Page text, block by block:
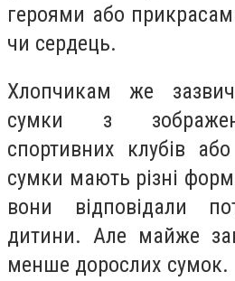
героями або
чи сердець.
Хлопчикам же
сумки з
спортивних клубів
сумки мають різні
вони відповідали
дитини. Але майже
менше дорослих сумок.